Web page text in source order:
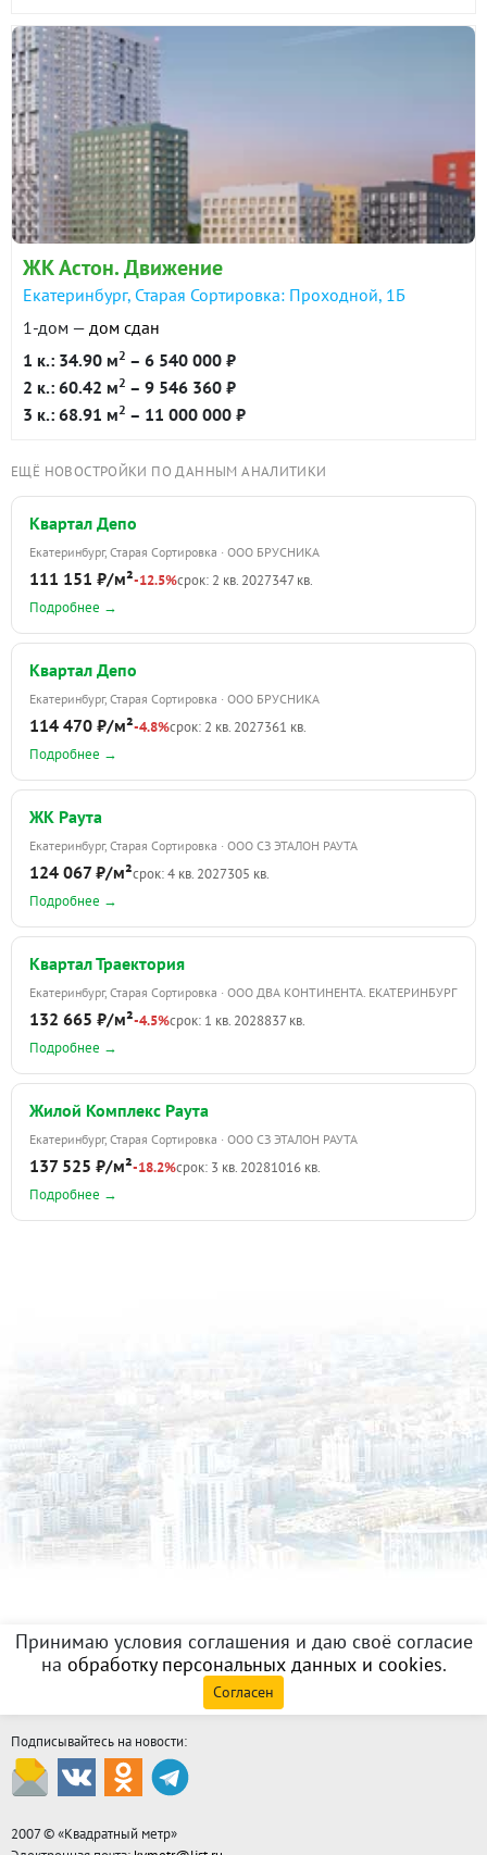
ЖК Астон. Движение
Екатеринбург, Старая Сортировка: Проходной, 1Б
1-дом — дом сдан
1 к.: 34.90 м2 – 6 540 000 ₽
2 к.: 60.42 м2 – 9 546 360 ₽
3 к.: 68.91 м2 – 11 000 000 ₽
ЕЩЁ НОВОСТРОЙКИ ПО ДАННЫМ АНАЛИТИКИ
Квартал Депо
Екатеринбург, Старая Сортировка · ООО БРУСНИКА
111 151 ₽/м²-12.5%срок: 2 кв. 2027347 кв.
Подробнее →
Квартал Депо
Екатеринбург, Старая Сортировка · ООО БРУСНИКА
114 470 ₽/м²-4.8%срок: 2 кв. 2027361 кв.
Подробнее →
ЖК Раута
Екатеринбург, Старая Сортировка · ООО СЗ ЭТАЛОН РАУТА
124 067 ₽/м²срок: 4 кв. 2027305 кв.
Подробнее →
Квартал Траектория
Екатеринбург, Старая Сортировка · ООО ДВА КОНТИНЕНТА. ЕКАТЕРИНБУРГ
132 665 ₽/м²-4.5%срок: 1 кв. 2028837 кв.
Подробнее →
Жилой Комплекс Раута
Екатеринбург, Старая Сортировка · ООО СЗ ЭТАЛОН РАУТА
137 525 ₽/м²-18.2%срок: 3 кв. 20281016 кв.
Подробнее →
Принимаю условия соглашения и даю своё согласие
на обработку персональных данных и cookies.
Согласен
Подписывайтесь на новости:
2007 © «Квадратный метр»